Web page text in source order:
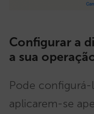
Configurar a
a sua
Pode configurá-
aplicarem-se